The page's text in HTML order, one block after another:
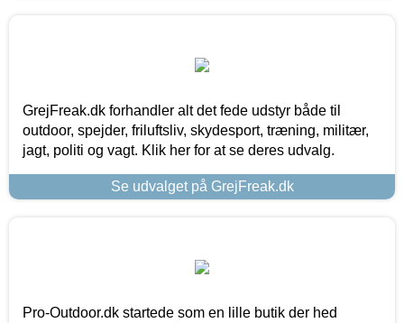
GrejFreak.dk forhandler alt det fede udstyr både til
outdoor, spejder, friluftsliv, skydesport, træning, militær,
jagt, politi og vagt. Klik her for at se deres udvalg.
Se udvalget på GrejFreak.dk
Pro-Outdoor.dk startede som en lille butik der hed